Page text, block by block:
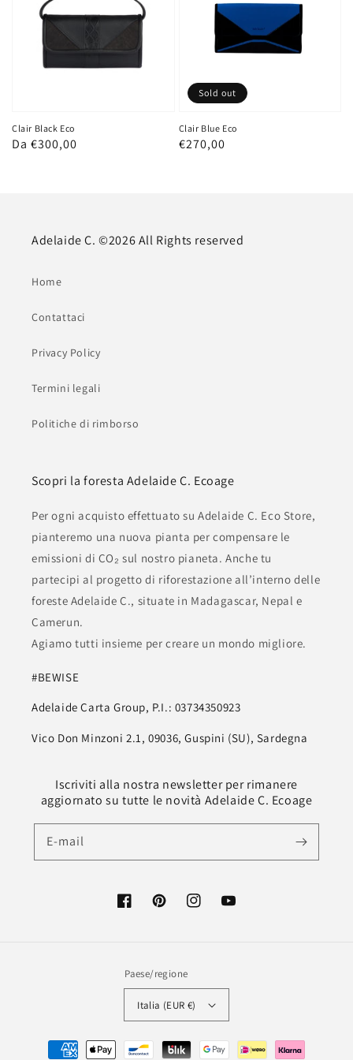
Clair Black Eco
Prezzo
Da €300,00
Clair Blue Eco
Prezzo
€270,00
Sold out
Adelaide C. ©2026 All Rights reserved
Home
Contattaci
Privacy Policy
Termini legali
Politiche di rimborso
Scopri la foresta Adelaide C. Ecoage
Per ogni acquisto effettuato su Adelaide C. Eco Store,
pianteremo una nuova pianta per compensare le
emissioni di CO₂ sul nostro pianeta. Anche tu
partecipi al progetto di riforestazione all’interno delle
foreste Adelaide C., situate in Madagascar, Nepal e
Camerun.
Agiamo tutti insieme per creare un mondo migliore.
#BEWISE
Adelaide Carta Group, P.I.: 03734350923
Vico Don Minzoni 2.1, 09036, Guspini (SU), Sardegna
Iscriviti alla nostra newsletter per rimanere
aggiornato su tutte le novità Adelaide C. Ecoage
E-mail
FacebookPinterestInstagramYoutube
Paese/regione
Italia (EUR €)
Modalità